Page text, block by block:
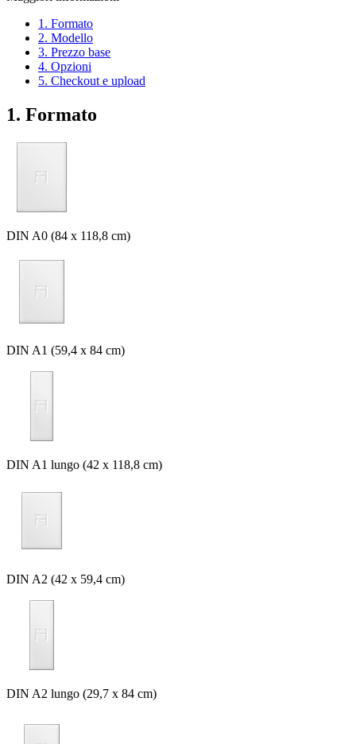
1. Formato
2. Modello
3. Prezzo base
4. Opzioni
5. Checkout e upload
1. Formato
DIN A0 (84 x 118,8 cm)
DIN A1 (59,4 x 84 cm)
DIN A1 lungo (42 x 118,8 cm)
DIN A2 (42 x 59,4 cm)
DIN A2 lungo (29,7 x 84 cm)